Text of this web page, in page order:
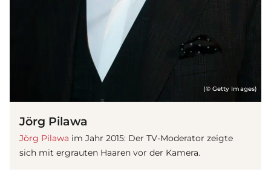
(© Getty Images)
Jörg Pilawa
Jörg Pilawa im Jahr 2015: Der TV-Moderator zeigte
sich mit ergrauten Haaren vor der Kamera.